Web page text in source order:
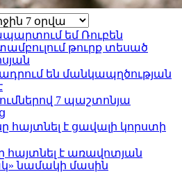
եմ Ռուբեն
թուրք տեսած
են մանկապղծության
7 պաշտոնյա
հայտնել է ցավալի կորստի
հայտնել է առավոտյան
նամակի մասին